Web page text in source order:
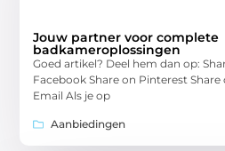
Jouw partner voor complete
badkameroplossingen
Goed artikel? Deel hem dan op:
Facebook Share on Pinterest
Email Als je op
Aanbiedingen